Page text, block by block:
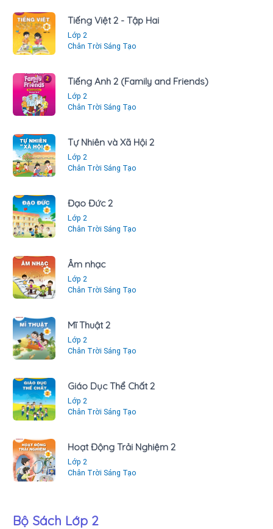
Tiếng Việt 2 - Tập Hai
Lớp 2
Chân Trời Sáng Tạo
Tiếng Anh 2 (Family and Friends)
Lớp 2
Chân Trời Sáng Tạo
Tự Nhiên và Xã Hội 2
Lớp 2
Chân Trời Sáng Tạo
Đạo Đức 2
Lớp 2
Chân Trời Sáng Tạo
Âm nhạc
Lớp 2
Chân Trời Sáng Tạo
Mĩ Thuật 2
Lớp 2
Chân Trời Sáng Tạo
Giáo Dục Thể Chất 2
Lớp 2
Chân Trời Sáng Tạo
Hoạt Động Trải Nghiệm 2
Lớp 2
Chân Trời Sáng Tạo
Bộ Sách Lớp 2